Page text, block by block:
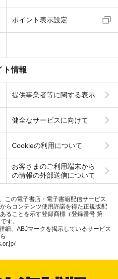
ポイント表示設定
ト情報
提供事業者等に関する表示
健全なサービスに向けて
Cookieの利用について
お客さまのご利用端末から
の情報の外部送信について
この電子書店・電子書籍配信サービス
らコンテンツ使用許諾を得た正規版配
ることを示す登録商標（登録番号 第
す。
細、ABJマークを掲示しているサービス